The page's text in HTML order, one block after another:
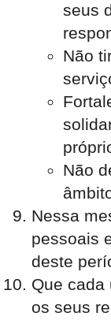
seus
Não
Não
Nessa
pessoais
deste
Que cada
os seus